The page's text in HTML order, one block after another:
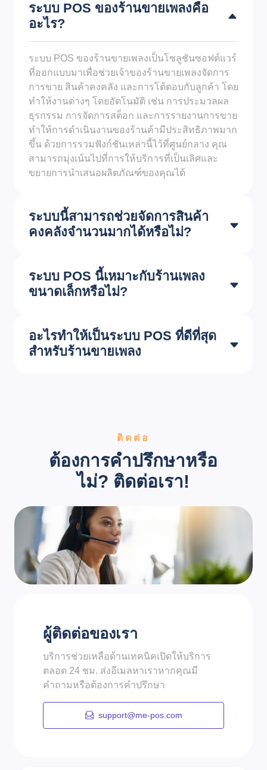
ระบบ POS ของร้านขายเพลงคือ
อะไร?
ระบบ POS ของร้านขายเพลงเป็นโซลูชันซอฟต์แวร์
ที่ออกแบบมาเพื่อช่วยเจ้าของร้านขายเพลงจัดการ
การขาย สินค้าคงคลัง และการโต้ตอบกับลูกค้า โดย
ทำให้งานต่างๆ โดยอัตโนมัติ เช่น การประมวลผล
ธุรกรรม การจัดการสต็อก และการรายงานการขาย
ทำให้การดำเนินงานของร้านค้ามีประสิทธิภาพมาก
ขึ้น ด้วยการรวมฟังก์ชันเหล่านี้ไว้ที่ศูนย์กลาง คุณ
สามารถมุ่งเน้นไปที่การให้บริการที่เป็นเลิศและ
ขยายการนำเสนอผลิตภัณฑ์ของคุณได้
ระบบนี้สามารถช่วยจัดการสินค้า
คงคลังจำนวนมากได้หรือไม่?
ระบบ POS นี้เหมาะกับร้านเพลง
ขนาดเล็กหรือไม่?
อะไรทำให้เป็นระบบ POS ที่ดีที่สุด
สำหรับร้านขายเพลง
ติดต่อ
ต้องการคำปรึกษาหรือ
ไม่? ติดต่อเรา!
ผู้ติดต่อของเรา
บริการช่วยเหลือด้านเทคนิคเปิดให้บริการ
ตลอด 24 ชม. ส่งอีเมลหาเราหากคุณมี
คำถามหรือต้องการคำปรึกษา
support@me-pos.com